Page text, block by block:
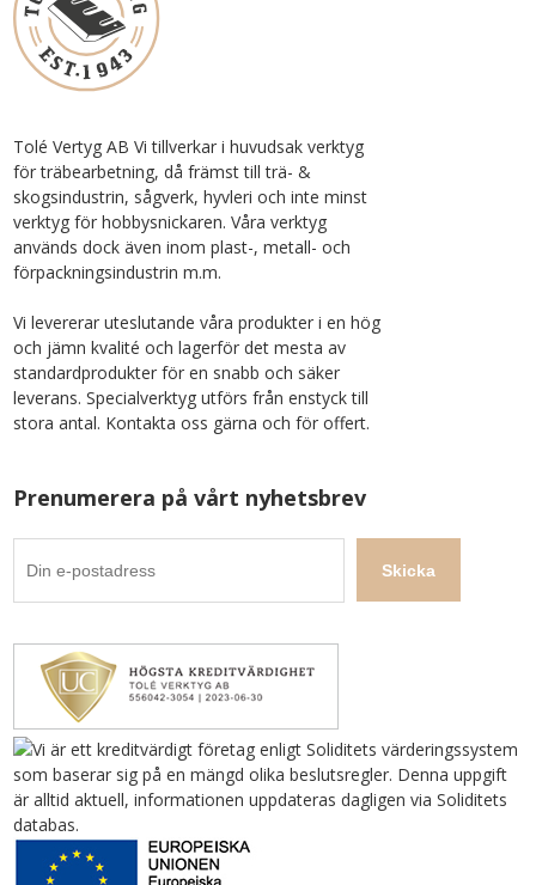
Tolé Vertyg AB Vi tillverkar i huvudsak verktyg
för träbearbetning, då främst till trä- &
skogsindustrin, sågverk, hyvleri och inte minst
verktyg för hobbysnickaren. Våra verktyg
används dock även inom plast-, metall- och
förpackningsindustrin m.m.
Vi levererar uteslutande våra produkter i en hög
och jämn kvalité och lagerför det mesta av
standardprodukter för en snabb och säker
leverans. Specialverktyg utförs från enstyck till
stora antal. Kontakta oss gärna och för offert.
Prenumerera på vårt nyhetsbrev